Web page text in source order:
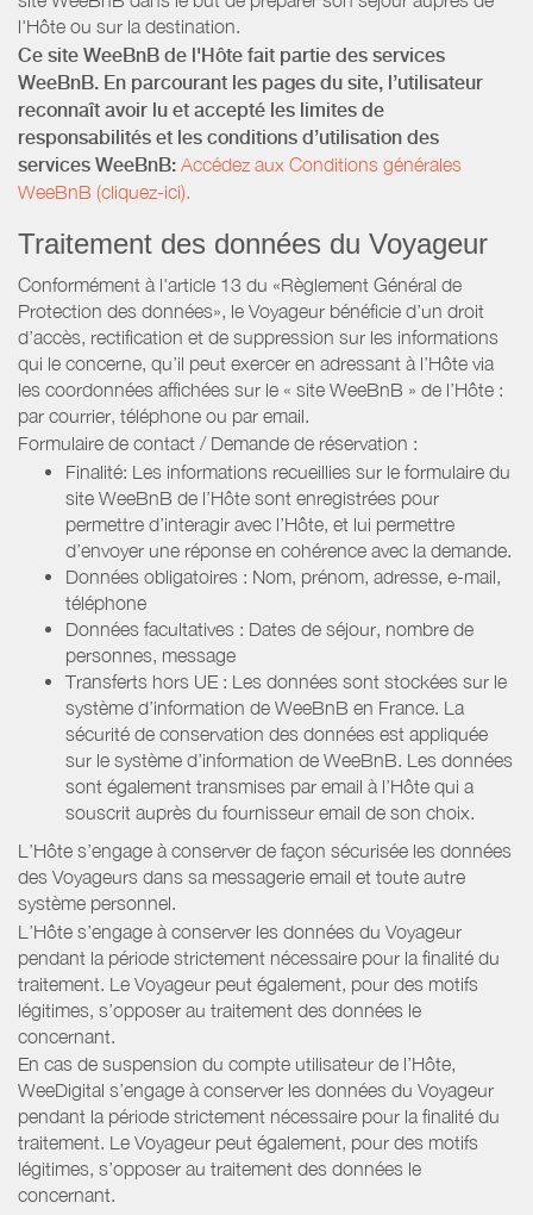
l'Hôte ou sur la destination.
Ce site WeeBnB de l'Hôte fait partie des services
WeeBnB. En parcourant les pages du site, l’utilisateur
reconnaît avoir lu et accepté les limites de
responsabilités et les conditions d’utilisation des
services WeeBnB: Accédez aux Conditions générales
WeeBnB (cliquez-ici).
Traitement des données du Voyageur
Conformément à l'article 13 du «Règlement Général de
Protection des données», le Voyageur bénéficie d’un droit
d’accès, rectification et de suppression sur les informations
qui le concerne, qu’il peut exercer en adressant à l’Hôte via
les coordonnées affichées sur le « site WeeBnB » de l’Hôte :
par courrier, téléphone ou par email.
Formulaire de contact / Demande de réservation :
Finalité: Les informations recueillies sur le formulaire du
site WeeBnB de l’Hôte sont enregistrées pour
permettre d’interagir avec l’Hôte, et lui permettre
d’envoyer une réponse en cohérence avec la demande.
Données obligatoires : Nom, prénom, adresse, e-mail,
téléphone
Données facultatives : Dates de séjour, nombre de
personnes, message
Transferts hors UE : Les données sont stockées sur le
système d’information de WeeBnB en France. La
sécurité de conservation des données est appliquée
sur le système d’information de WeeBnB. Les données
sont également transmises par email à l’Hôte qui a
souscrit auprès du fournisseur email de son choix.
L’Hôte s’engage à conserver de façon sécurisée les données
des Voyageurs dans sa messagerie email et toute autre
système personnel.
L’Hôte s’engage à conserver les données du Voyageur
pendant la période strictement nécessaire pour la finalité du
traitement. Le Voyageur peut également, pour des motifs
légitimes, s’opposer au traitement des données le
concernant.
En cas de suspension du compte utilisateur de l’Hôte,
WeeDigital s’engage à conserver les données du Voyageur
pendant la période strictement nécessaire pour la finalité du
traitement. Le Voyageur peut également, pour des motifs
légitimes, s’opposer au traitement des données le
concernant.